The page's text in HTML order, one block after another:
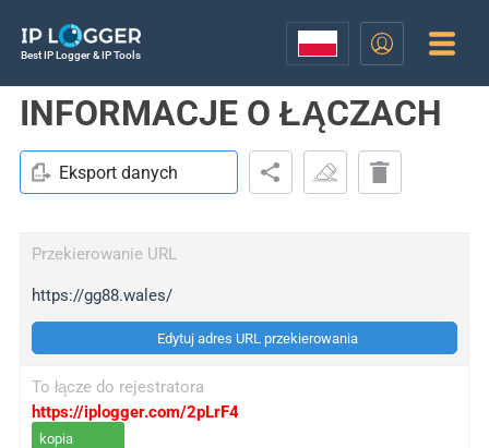
Best IP Logger & IP Tools
INFORMACJE O ŁĄCZACH
Eksport danych
Przekierowanie URL
https://gg88.wales/
Edytuj adres URL przekierowania
To łącze do rejestratora
https://iplogger.com/2pLrF4
kopia